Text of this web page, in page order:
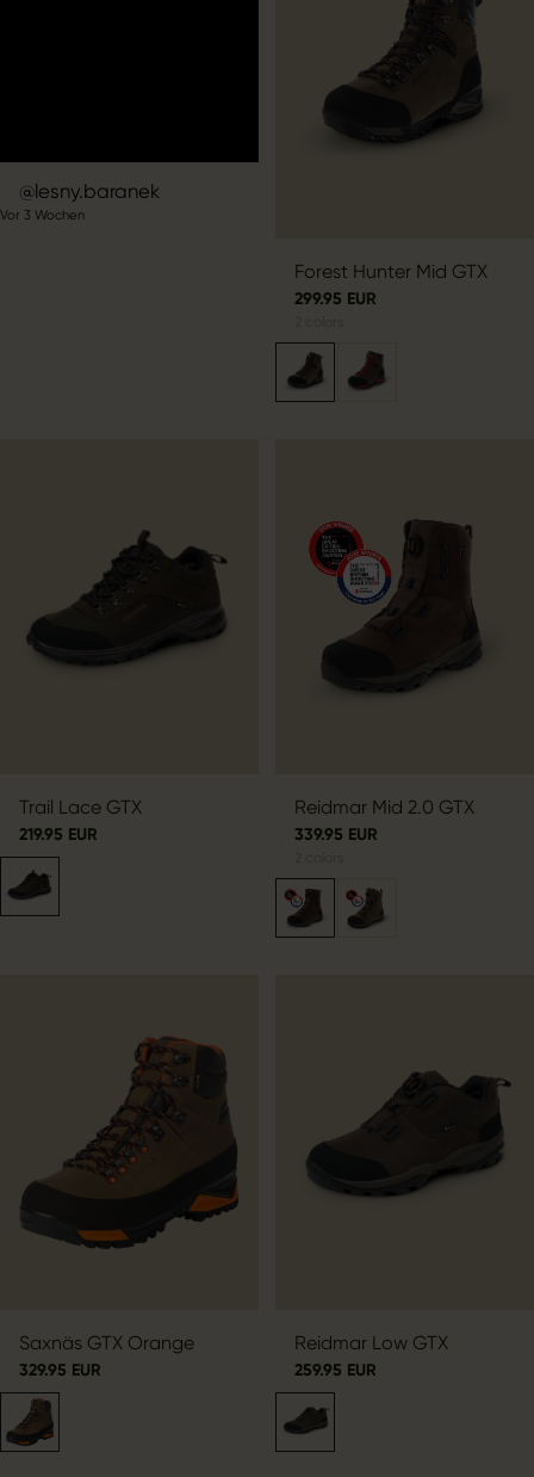
Beitrag
veröffentlicht
lesny.baranek
Vor 3 Wochen
Forest Hunter Mid GTX
299.95 EUR
Trail Lace GTX
219.95 EUR
Reidmar Mid 2.0 GTX
339.95 EUR
Saxnäs GTX Orange
329.95 EUR
Reidmar Low GTX
259.95 EUR